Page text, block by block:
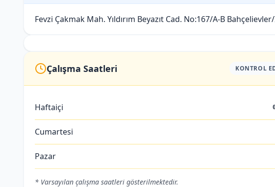
Fevzi Çakmak Mah. Yıldırım Beyazıt Cad. No:167/A-B
Çalışma Saatleri KONTROL
Haftaiçi
Cumartesi
Pazar
* Varsayılan çalışma saatleri gösterilmektedir.